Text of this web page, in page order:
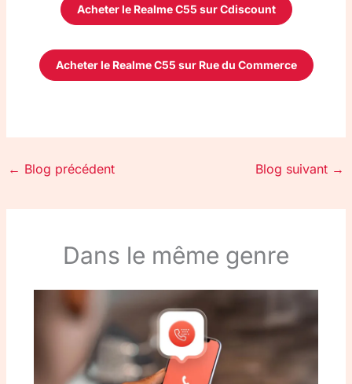
Acheter le Realme C55 sur Cdiscount
Acheter le Realme C55 sur Rue du Commerce
← Blog précédent Blog suivant →
Dans le même genre